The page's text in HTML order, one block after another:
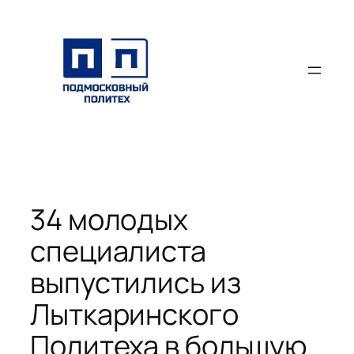
содержимому
34 молодых
специалиста
выпустились из
Лыткаринского
Политеха в большую